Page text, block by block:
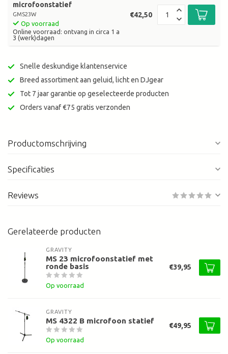
microfoonstatief
GMS23W
Op voorraad
Online voorraad: ontvang in circa 1 a
3 (werk)dagen
€42,50
Snelle deskundige klantenservice
Breed assortiment aan geluid, licht en DJgear
Tot 7 jaar garantie op geselecteerde producten
Orders vanaf €75 gratis verzonden
Productomschrijving
Specificaties
Reviews
Gerelateerde producten
GRAVITY
MS 23 microfoonstatief met
ronde basis
Op voorraad
€39,95
GRAVITY
MS 4322 B microfoon statief
Op voorraad
€49,95